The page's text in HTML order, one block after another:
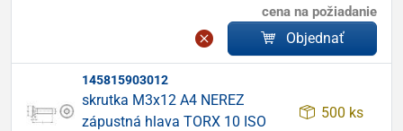
cena na požiadanie
Objednať
145815903012
skrutka M3x12 A4 NEREZ
zápustná hlava TORX 10 ISO
500 ks